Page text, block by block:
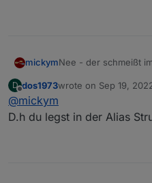
mickymNee - der schmeißt
Manager
deinstalliert.
D
Offline
dos1973wrote on Sep 19,
last edited by
@mickym
D.h du legst in der Alias